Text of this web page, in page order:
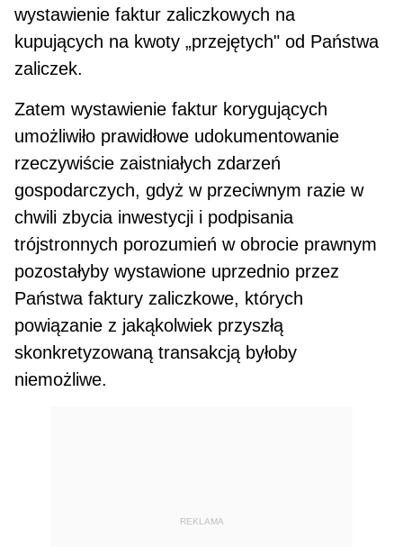
wystawienie faktur zaliczkowych na
kupujących na kwoty „przejętych" od Państwa
zaliczek.
Zatem wystawienie faktur korygujących
umożliwiło prawidłowe udokumentowanie
rzeczywiście zaistniałych zdarzeń
gospodarczych, gdyż w przeciwnym razie w
chwili zbycia inwestycji i podpisania
trójstronnych porozumień w obrocie prawnym
pozostałyby wystawione uprzednio przez
Państwa faktury zaliczkowe, których
powiązanie z jakąkolwiek przyszłą
skonkretyzowaną transakcją byłoby
niemożliwe.
REKLAMA